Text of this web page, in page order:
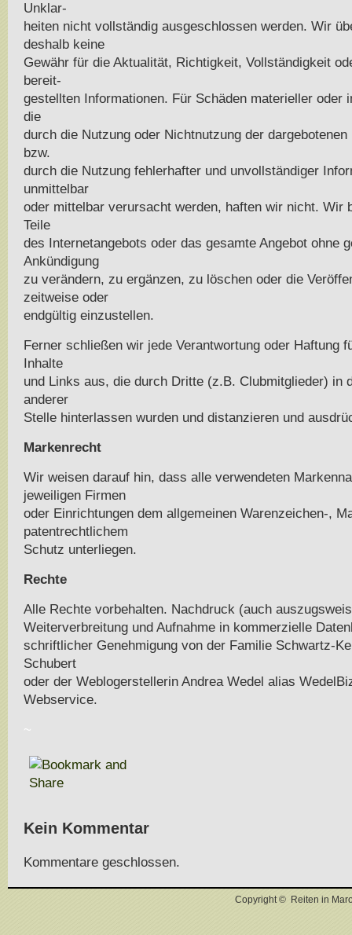
Unklar-
heiten nicht vollständig ausgeschlossen werden. Wir
deshalb keine
Gewähr für die Aktualität, Richtigkeit, Vollständigkeit
bereit-
gestellten Informationen. Für Schäden materieller oder
die
durch die Nutzung oder Nichtnutzung der dargebotenen
bzw.
durch die Nutzung fehlerhafter und unvollständiger
unmittelbar
oder mittelbar verursacht werden, haften wir nicht. Wir
Teile
des Internetangebots oder das gesamte Angebot ohne
Ankündigung
zu verändern, zu ergänzen, zu löschen oder die
zeitweise oder
endgültig einzustellen.
Ferner schließen wir jede Verantwortung oder Haftung
Inhalte
und Links aus, die durch Dritte (z.B. Clubmitglieder) in
anderer
Stelle hinterlassen wurden und distanzieren und
Markenrecht
Wir weisen darauf hin, dass alle verwendeten
jeweiligen Firmen
oder Einrichtungen dem allgemeinen Warenzeichen-,
patentrechtlichem
Schutz unterliegen.
Rechte
Alle Rechte vorbehalten. Nachdruck (auch
Weiterverbreitung und Aufnahme in kommerzielle
schriftlicher Genehmigung von der Familie Schwartz-
Schubert
oder der Weblogerstellerin Andrea Wedel alias
Webservice.
~
Kein Kommentar
Kommentare geschlossen.
Copyright © Reiten in